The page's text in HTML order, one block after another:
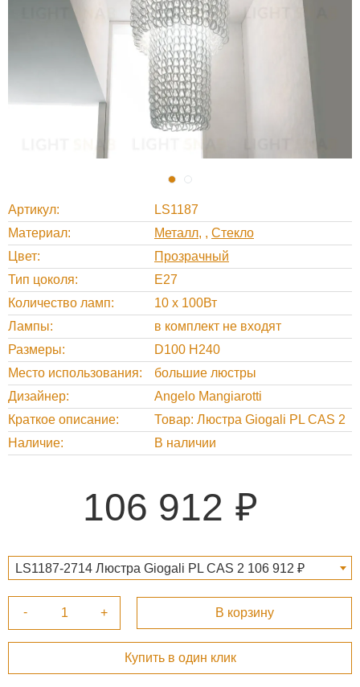
Артикул
LS1187
Материал
Металл , Стекло
Цвет
Прозрачный
Тип цоколя
E27
Количество ламп
10 x 100Вт
Лампы
в комплект не входят
Размеры
D100 H240
Место использования
большие люстры
Дизайнер
Angelo Mangiarotti
Краткое описание
Товар: Люстра Giogali PL CAS 2
Наличие
В наличии
106 912
LS1187-2714 Люстра Giogali PL CAS 2 106 912 ₽